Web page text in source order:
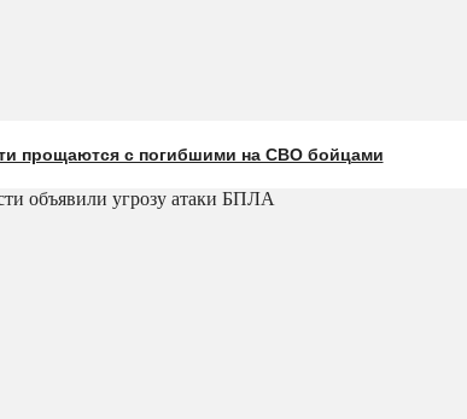
прощаются с погибшими на СВО бойцами